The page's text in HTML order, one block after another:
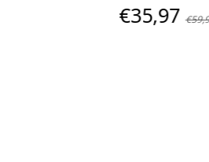
€35,97 €59,95